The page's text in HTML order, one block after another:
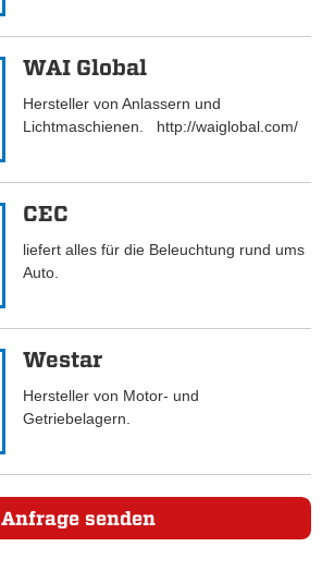
WAI Global
Hersteller von Anlassern und
Lichtmaschienen. http://waiglobal.com/
CEC
liefert alles für die Beleuchtung rund ums
Auto.
Westar
Hersteller von Motor- und
Getriebelagern.
Anfrage senden